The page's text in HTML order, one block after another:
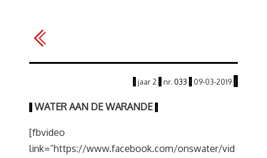
| jaar2 | nr. 033 | 09-03-2019 |
| WATER AAN DE WARANDE |
[fbvideo
link=”https://www.facebook.com/onswater/vid